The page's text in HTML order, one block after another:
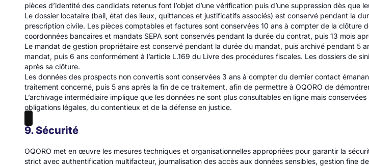
pièces d’identité des candidats retenus font l’objet d’une vérification puis d’une suppression dès que
Le dossier locataire (bail, état des lieux, quittances et justificatifs associés) est conservé pendant la
prescription civile. Les pièces comptables et factures sont conservées 10 ans à compter de la clôture
coordonnées bancaires et mandats SEPA sont conservés pendant la durée du contrat, puis 13 mois
Le mandat de gestion propriétaire est conservé pendant la durée du mandat, puis archivé pendant 5
mandat, puis 6 ans conformément à l’article L.169 du Livre des procédures fiscales. Les dossiers de
après sa clôture.
Les données des prospects non convertis sont conservées 3 ans à compter du dernier contact
traitement concerné, puis 5 ans après la fin de ce traitement, afin de permettre à OQORO de
L’archivage intermédiaire implique que les données ne sont plus consultables en ligne mais
obligations légales, du contentieux et de la défense en justice.
9. Sécurité
OQORO met en œuvre les mesures techniques et organisationnelles appropriées pour garantir la
strict avec authentification multifacteur, journalisation des accès aux données sensibles, gestion fine